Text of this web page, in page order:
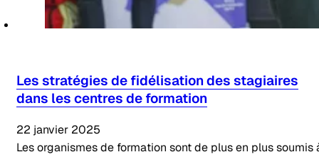
Les stratégies de fidélisation des stagiaires
dans les centres de formation
22 janvier 2025
Les organismes de formation sont de plus en plus soumis